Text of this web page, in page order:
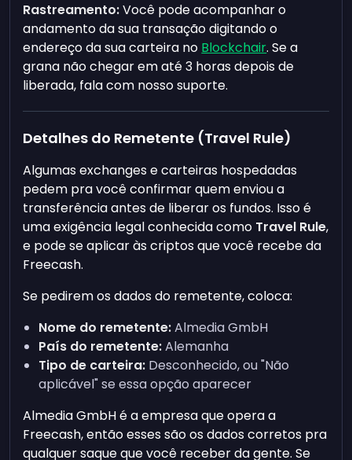
Rastreamento:Você pode acompanhar o
andamento da sua transação digitando o
endereço da sua carteira no Blockchair. Se a
grana não chegar em até 3 horas depois de
liberada, fala com nosso suporte.
Detalhes do Remetente (Travel Rule)
Algumas exchanges e carteiras hospedadas
pedem pra você confirmar quem enviou a
transferência antes de liberar os fundos. Isso é
uma exigência legal conhecida como Travel Rule,
e pode se aplicar às criptos que você recebe da
Freecash.
Se pedirem os dados do remetente, coloca:
Nome do remetente:Almedia GmbH
País do remetente:Alemanha
Tipo de carteira: Desconhecido, ou "Não
aplicável" se essa opção aparecer
Almedia GmbH é a empresa que opera a
Freecash, então esses são os dados corretos pra
qualquer saque que você receber da gente. Se